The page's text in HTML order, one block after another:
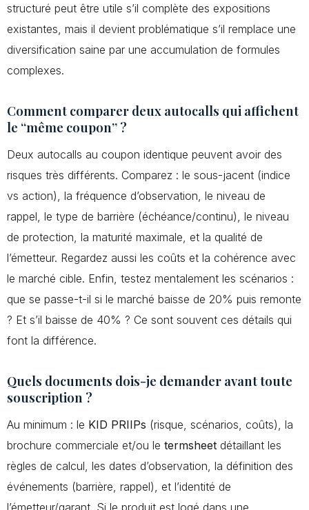
structuré peut être utile s’il complète des expositions
existantes, mais il devient problématique s’il remplace une
diversification saine par une accumulation de formules
complexes.
Comment comparer deux autocalls qui affichent
le “même coupon” ?
Deux autocalls au coupon identique peuvent avoir des
risques très différents. Comparez : le sous-jacent (indice
vs action), la fréquence d’observation, le niveau de
rappel, le type de barrière (échéance/continu), le niveau
de protection, la maturité maximale, et la qualité de
l’émetteur. Regardez aussi les coûts et la cohérence avec
le marché cible. Enfin, testez mentalement les scénarios :
que se passe-t-il si le marché baisse de 20% puis remonte
? Et s’il baisse de 40% ? Ce sont souvent ces détails qui
font la différence.
Quels documents dois-je demander avant toute
souscription ?
Au minimum : le KID PRIIPs (risque, scénarios, coûts), la
brochure commerciale et/ou le termsheet détaillant les
règles de calcul, les dates d’observation, la définition des
événements (barrière, rappel), et l’identité de
l’émetteur/garant. Si le produit est logé dans une